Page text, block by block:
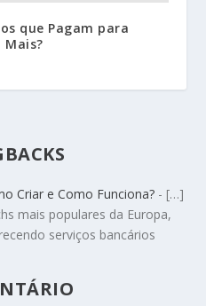
que Pagam para
Mais?
Criar e Como Funciona? - […]
mais populares da Europa,
serviços bancários